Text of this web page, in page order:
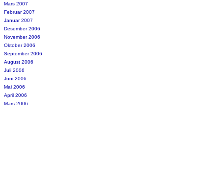
Mars 2007
Februar 2007
Januar 2007
Desember 2006
November 2006
Oktober 2006
September 2006
August 2006
Juli 2006
Juni 2006
Mai 2006
April 2006
Mars 2006